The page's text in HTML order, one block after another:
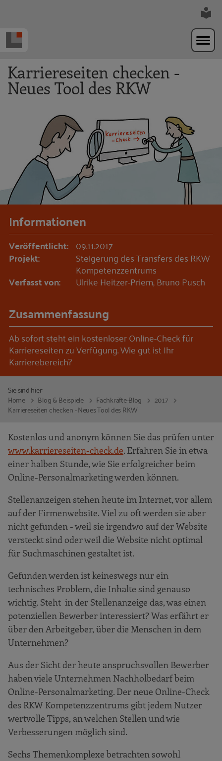
Karriereseiten checken -
Neues Tool des RKW
Informationen
Veröffentlicht: 09.11.2017
Projekt: Steigerung des Transfers des RKW
Kompetenzzentrums
Verfasst von: Ulrike Heitzer-Priem, Bruno Pusch
Zusammenfassung
Ab sofort steht ein kostenloser Online-Check für
Karriereseiten zu Verfügung. Wie gut ist Ihr
Karrierebereich?
Sie sind hier:
Home
Blog & Beispiele Fachkräfte-Blog
2017
Karriereseiten checken - Neues Tool des RKW
Kostenlos und anonym können Sie das prüfen unter
www.karriereseiten-check.de. Erfahren Sie in etwa
einer halben Stunde, wie Sie erfolgreicher beim
Online-Personalmarketing werden können.
Stellenanzeigen stehen heute im Internet, vor allem
auf der Firmenwebsite. Viel zu oft werden sie aber
nicht gefunden - weil sie irgendwo auf der Website
versteckt sind oder weil die Website nicht optimal
für Suchmaschinen gestaltet ist.
Gefunden werden ist keineswegs nur ein
technisches Problem, die Inhalte sind genauso
wichtig. Steht in der Stellenanzeige das, was einen
potenziellen Bewerber interessiert? Was erfährt er
über den Arbeitgeber, über die Menschen in dem
Unternehmen?
Aus der Sicht der heute anspruchsvollen Bewerber
haben viele Unternehmen Nachholbedarf beim
Online-Personalmarketing. Der neue Online-Check
des RKW Kompetenzzentrums gibt jedem Nutzer
wertvolle Tipps, an welchen Stellen und wie
Verbesserungen möglich sind.
Sechs Themenkomplexe betrachten sowohl